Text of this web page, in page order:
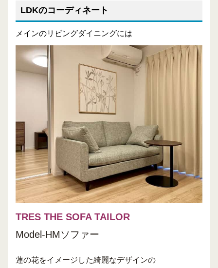
LDKのコーディネート
メインのリビングダイニングには
TRES THE SOFA TAILOR
Model-HMソファー
蓮の花をイメージした綺麗なデザインの